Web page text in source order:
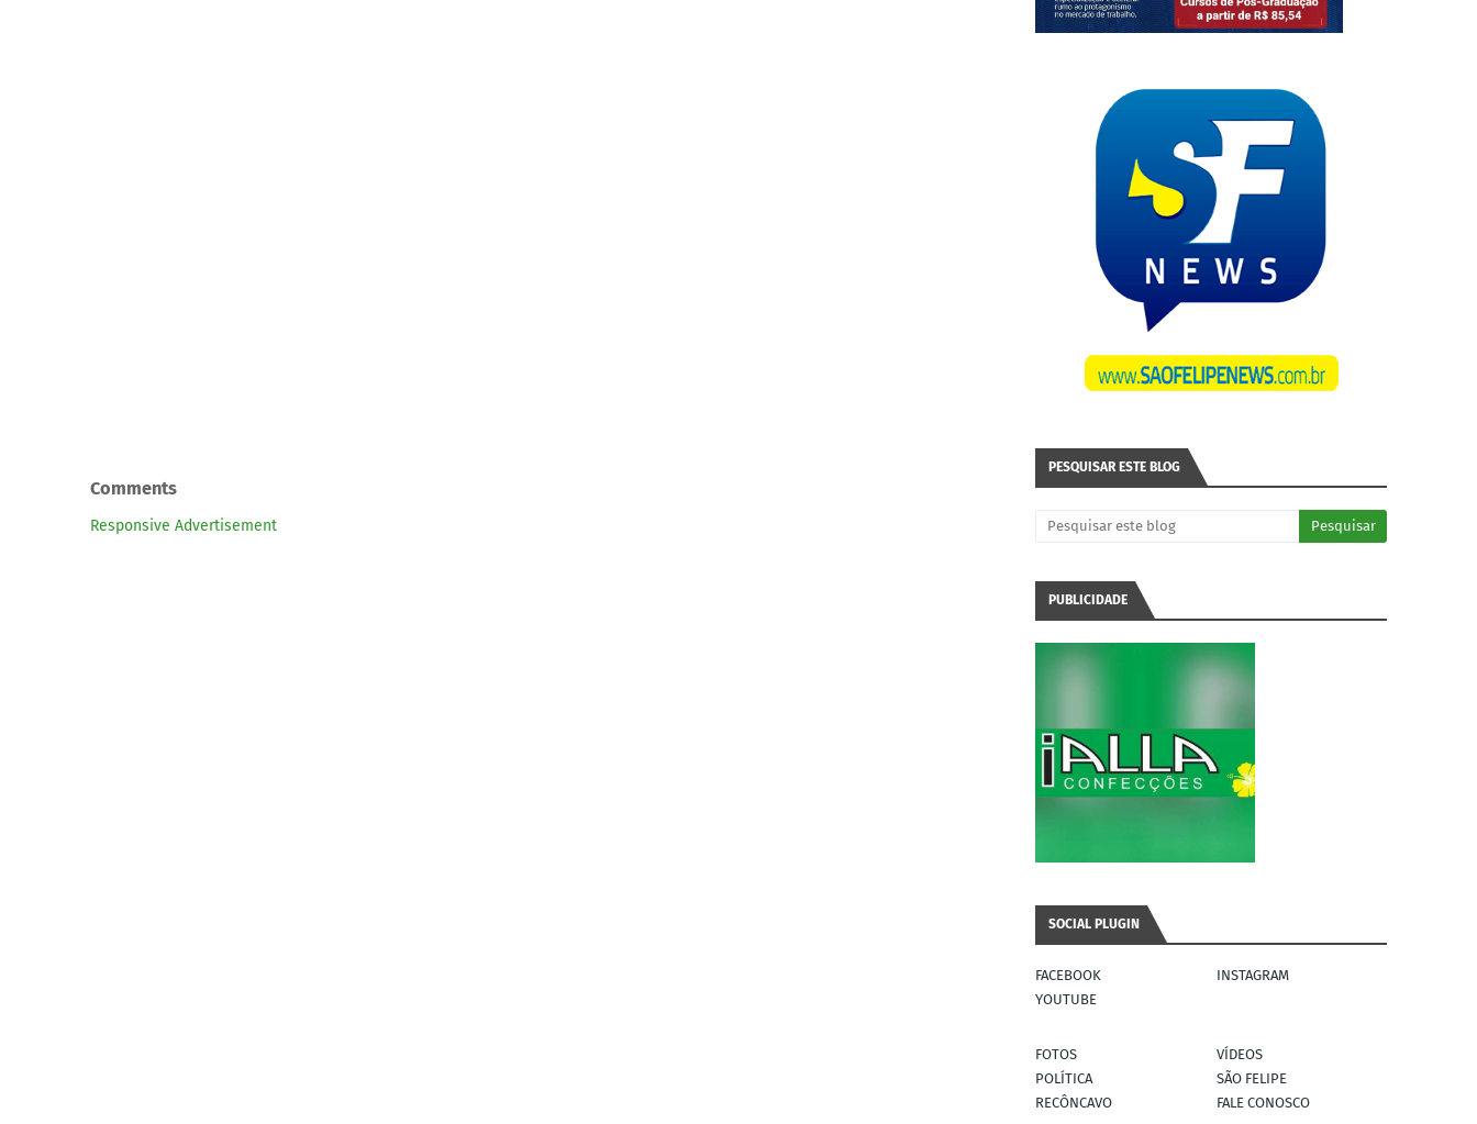
Comments
Responsive Advertisement
PESQUISAR ESTE BLOG
PUBLICIDADE
SOCIAL PLUGIN
FACEBOOK
INSTAGRAM
YOUTUBE
FOTOS
VÍDEOS
POLÍTICA
SÃO FELIPE
RECÔNCAVO
FALE CONOSCO